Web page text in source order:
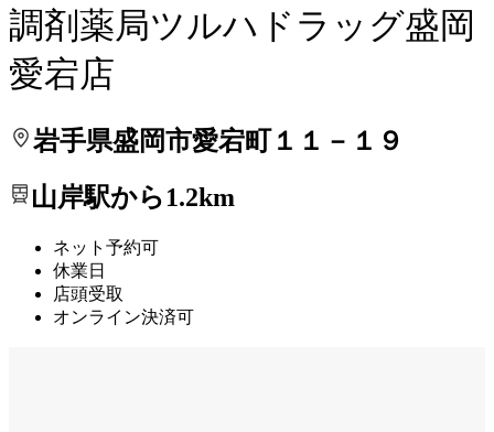
調剤薬局ツルハドラッグ盛岡
愛宕店
岩手県盛岡市愛宕町１１－１９
山岸駅から1.2km
ネット予約可
休業日
店頭受取
オンライン決済可